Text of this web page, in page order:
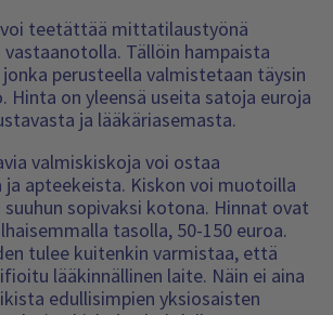
voi teetättää mittatilaustyönä
Tällöin hampaista
perusteella valmistetaan täysin
Hinta on yleensä useita satoja euroja
ja lääkäriasemasta.
valmiskiskoja voi ostaa
apteekeista. Kiskon voi muotoilla
sopivaksi kotona. Hinnat ovat
tasolla, 50-150 euroa.
tulee kuitenkin varmistaa, että
lääkinnällinen laite. Näin ei aina
edullisimpien yksiosaisten